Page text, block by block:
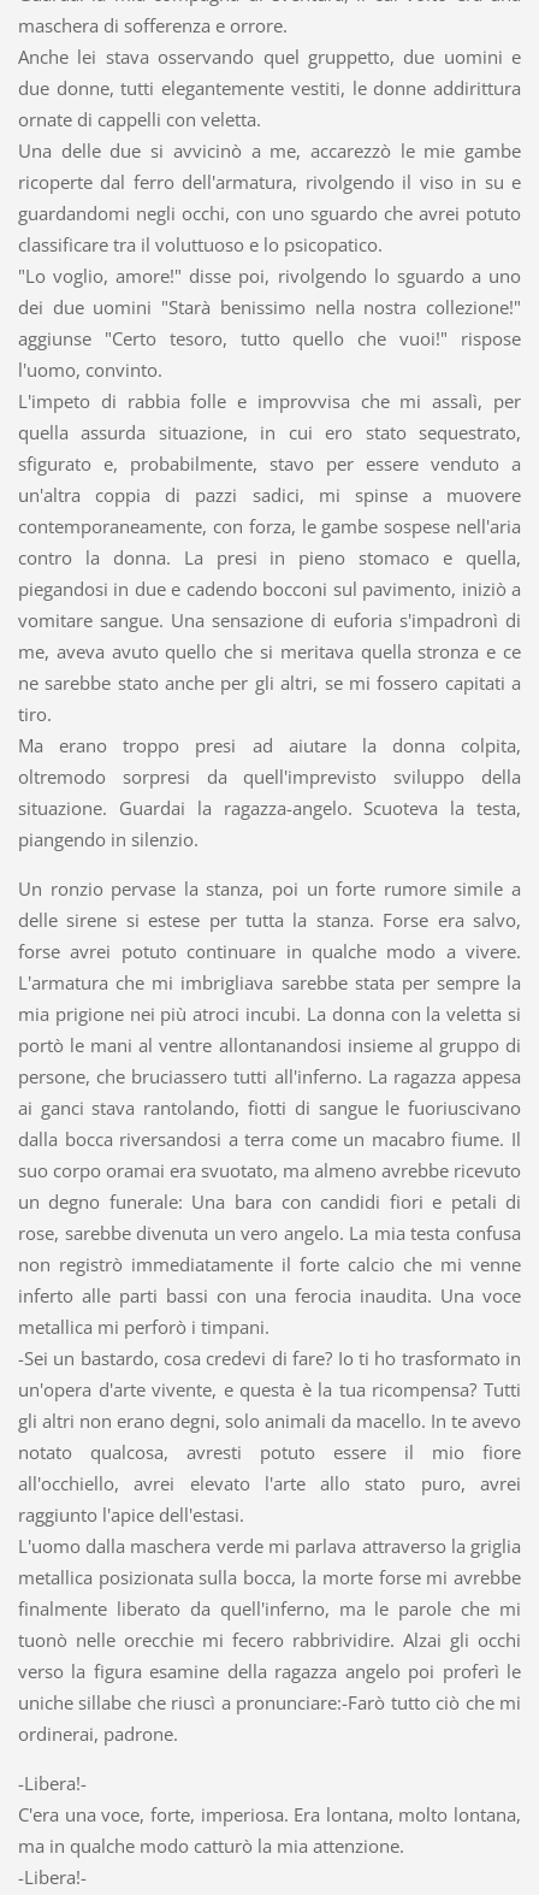
maschera di sofferenza e orrore.
Anche lei stava osservando quel gruppetto, due uomini e
due donne, tutti elegantemente vestiti, le donne addirittura
ornate di cappelli con veletta.
Una delle due si avvicinò a me, accarezzò le mie gambe
ricoperte dal ferro dell'armatura, rivolgendo il viso in su e
guardandomi negli occhi, con uno sguardo che avrei potuto
classificare tra il voluttuoso e lo psicopatico.
"Lo voglio, amore!" disse poi, rivolgendo lo sguardo a uno
dei due uomini "Starà benissimo nella nostra collezione!"
aggiunse "Certo tesoro, tutto quello che vuoi!" rispose
l'uomo, convinto.
L'impeto di rabbia folle e improvvisa che mi assalì, per
quella assurda situazione, in cui ero stato sequestrato,
sfigurato e, probabilmente, stavo per essere venduto a
un'altra coppia di pazzi sadici, mi spinse a muovere
contemporaneamente, con forza, le gambe sospese nell'aria
contro la donna. La presi in pieno stomaco e quella,
piegandosi in due e cadendo bocconi sul pavimento, iniziò a
vomitare sangue. Una sensazione di euforia s'impadronì di
me, aveva avuto quello che si meritava quella stronza e ce
ne sarebbe stato anche per gli altri, se mi fossero capitati a
tiro.
Ma erano troppo presi ad aiutare la donna colpita,
oltremodo sorpresi da quell'imprevisto sviluppo della
situazione. Guardai la ragazza-angelo. Scuoteva la testa,
piangendo in silenzio.
Un ronzio pervase la stanza, poi un forte rumore simile a
delle sirene si estese per tutta la stanza. Forse era salvo,
forse avrei potuto continuare in qualche modo a vivere.
L'armatura che mi imbrigliava sarebbe stata per sempre la
mia prigione nei più atroci incubi. La donna con la veletta si
portò le mani al ventre allontanandosi insieme al gruppo di
persone, che bruciassero tutti all'inferno. La ragazza appesa
ai ganci stava rantolando, fiotti di sangue le fuoriuscivano
dalla bocca riversandosi a terra come un macabro fiume. Il
suo corpo oramai era svuotato, ma almeno avrebbe ricevuto
un degno funerale: Una bara con candidi fiori e petali di
rose, sarebbe divenuta un vero angelo. La mia testa confusa
non registrò immediatamente il forte calcio che mi venne
inferto alle parti bassi con una ferocia inaudita. Una voce
metallica mi perforò i timpani.
-Sei un bastardo, cosa credevi di fare? Io ti ho trasformato in
un'opera d'arte vivente, e questa è la tua ricompensa? Tutti
gli altri non erano degni, solo animali da macello. In te avevo
notato qualcosa, avresti potuto essere il mio fiore
all'occhiello, avrei elevato l'arte allo stato puro, avrei
raggiunto l'apice dell'estasi.
L'uomo dalla maschera verde mi parlava attraverso la griglia
metallica posizionata sulla bocca, la morte forse mi avrebbe
finalmente liberato da quell'inferno, ma le parole che mi
tuonò nelle orecchie mi fecero rabbrividire. Alzai gli occhi
verso la figura esamine della ragazza angelo poi proferì le
uniche sillabe che riuscì a pronunciare:-Farò tutto ciò che mi
ordinerai, padrone.
-Libera!-
C'era una voce, forte, imperiosa. Era lontana, molto lontana,
ma in qualche modo catturò la mia attenzione.
-Libera!-